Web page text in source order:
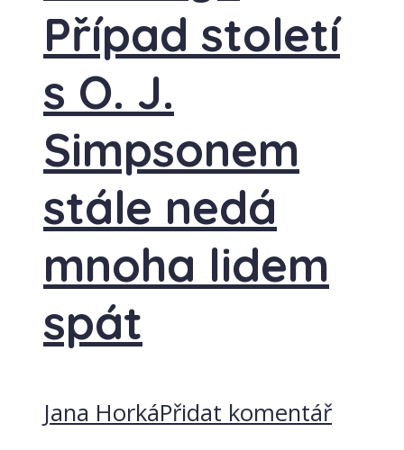
Případ století
s O. J.
Simpsonem
stále nedá
mnoha lidem
spát
Jana HorkáPřidat komentář